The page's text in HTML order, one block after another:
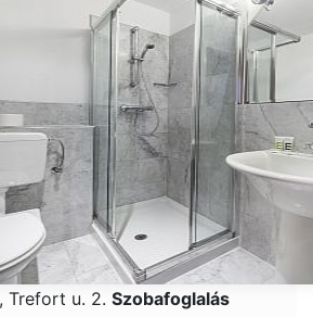
Trefort u. 2. Szobafoglalás